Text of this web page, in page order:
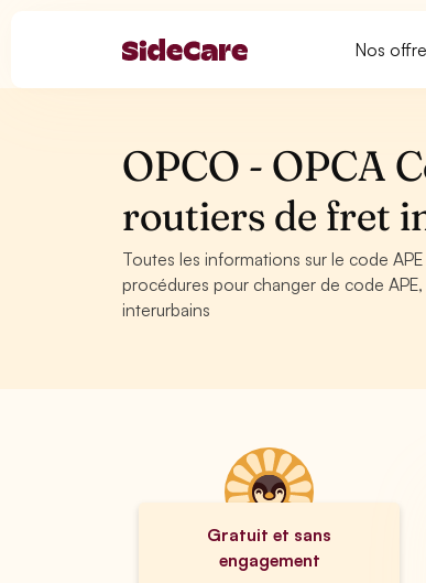
Nos
OPCO - OPCA
routiers de fret
Toutes les informations sur le code
procédures pour changer de code
interurbains
Gratuit et sans
engagement